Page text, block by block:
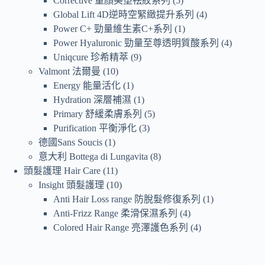
Global Lift 4D逆時空緊緻提升系列
4
Power C+ 勁量維生素C+系列
1
Power Hyaluronic 勁量至尊透明質酸系列
4
Uniqcure 珍希精萃 9
Valmont 法爾曼
10
Energy 能量活化 1
Hydration 深層補濕
1
Primary 舒緩柔膚系列
5
Purification 平衡淨化 3
德國Sans Soucis 1
意大利 Bottega di Lungavita 8
頭髮護理 Hair Care 11
Insight 頭髮護理
10
Anti Hair Loss range 防脫髮修復系列
1
Anti-Frizz Range 柔滑保濕系列
4
Colored Hair Range 亮澤護色系列
4